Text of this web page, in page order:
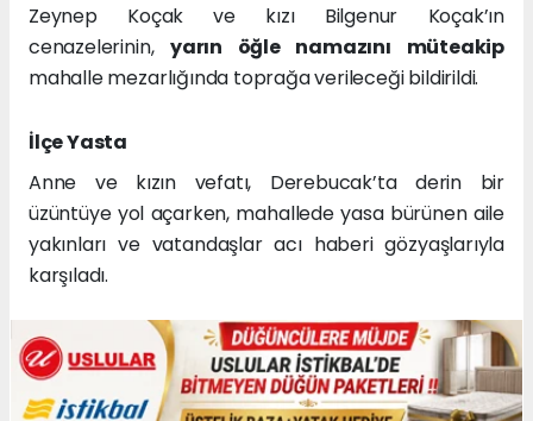
Zeynep Koçak ve kızı Bilgenur Koçak’ın
cenazelerinin, yarın öğle namazını müteakip
mahalle mezarlığında toprağa verileceği bildirildi.
İlçe Yasta
Anne ve kızın vefatı, Derebucak’ta derin bir
üzüntüye yol açarken, mahallede yasa bürünen aile
yakınları ve vatandaşlar acı haberi gözyaşlarıyla
karşıladı.